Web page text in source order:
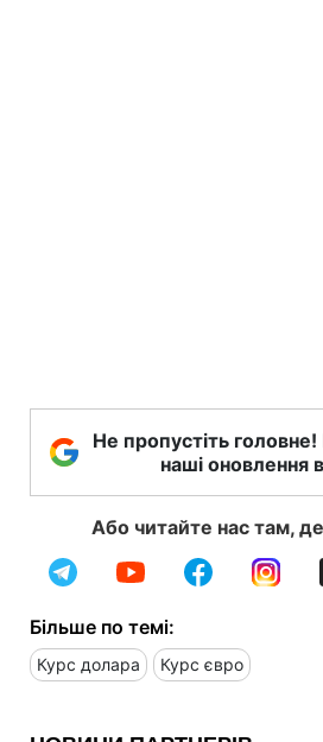
Не пропустіть
наші оновлення
Або читайте нас там,
Більше по темі:
Курс долара Курс євро